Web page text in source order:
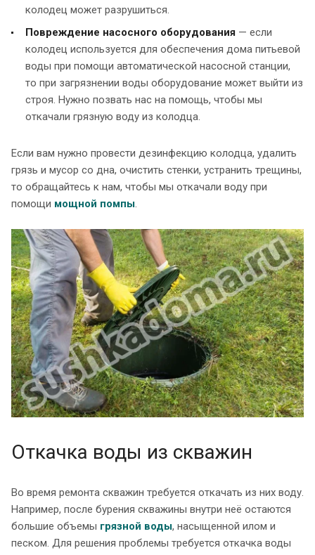
колодец может разрушиться.
Повреждение насосного оборудования — если
колодец используется для обеспечения дома питьевой
воды при помощи автоматической насосной станции,
то при загрязнении воды оборудование может выйти из
строя. Нужно позвать нас на помощь, чтобы мы
откачали грязную воду из колодца.
Если вам нужно провести дезинфекцию колодца, удалить
грязь и мусор со дна, очистить стенки, устранить трещины,
то обращайтесь к нам, чтобы мы откачали воду при
помощи мощной помпы.
Откачка воды из скважин
Во время ремонта скважин требуется откачать из них воду.
Например, после бурения скважины внутри неё остаются
большие объемы грязной воды, насыщенной илом и
песком. Для решения проблемы требуется откачка воды